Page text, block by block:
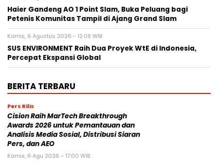
Haier Gandeng AO 1 Point Slam, Buka Peluang bagi
Petenis Komunitas Tampil di Ajang Grand Slam
Kamis, 6 Agustus 2026 - 12:08 WIB
SUS ENVIRONMENT Raih Dua Proyek WtE di Indonesia,
Percepat Ekspansi Global
BERITA TERBARU
Pers Rilis
Cision Raih MarTech Breakthrough
Awards 2026 untuk Pemantauan dan
Analisis Media Sosial, Distribusi Siaran
Pers, dan AEO
Kamis, 6 Agu 2026 - 17:00 WIB